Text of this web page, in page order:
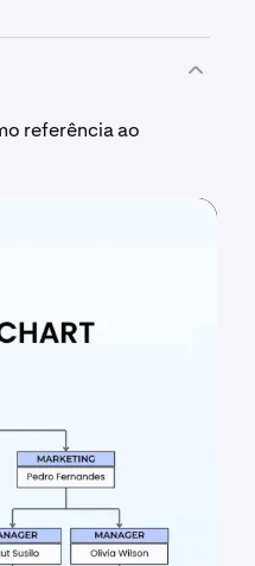
referência ao